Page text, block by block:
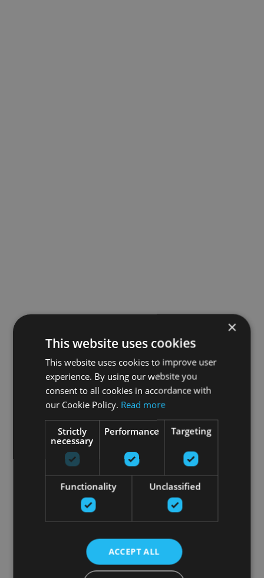
×
This website uses cookies
This website uses cookies to improve user
experience. By using our website you
consent to all cookies in accordance with
our Cookie Policy. Read more
Strictly
necessary
Performance Targeting
Functionality Unclassified
ACCEPT ALL